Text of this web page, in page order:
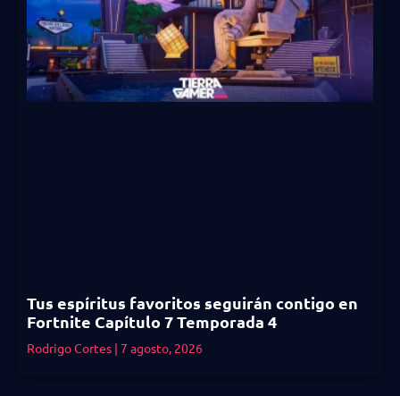
Tus espíritus favoritos seguirán contigo en
Fortnite Capítulo 7 Temporada 4
Rodrigo Cortes 7 agosto, 2026